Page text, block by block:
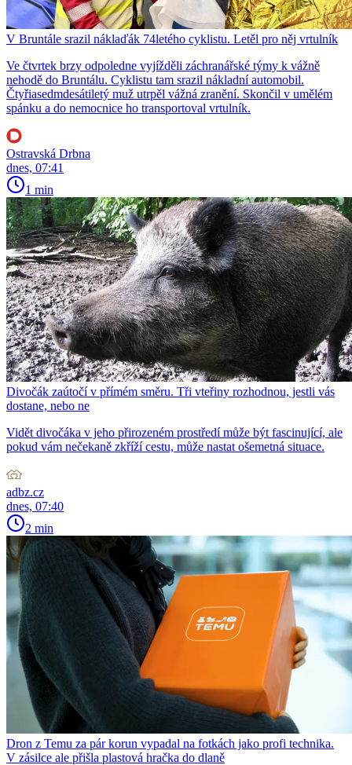
V Bruntále srazil náklaďák 74letého cyklistu. Letěl pro něj vrtulník
Ve čtvrtek brzy odpoledne vyjížděli záchranářské týmy k vážně
nehodě do Bruntálu. Cyklistu tam srazil nákladní automobil.
Čtyřiasedmdesátiletý muž utrpěl vážná zranění. Skončil v umělém
spánku a do nemocnice ho transportoval vrtulník.
Ostravská Drbna
dnes, 07:41
1 min
Divočák zaútočí v přímém směru. Tři vteřiny rozhodnou, jestli vás
dostane, nebo ne
Vidět divočáka v jeho přirozeném prostředí může být fascinující, ale
pokud vám nečekaně zkříží cestu, může nastat ošemetná situace.
adbz.cz
dnes, 07:40
2 min
Dron z Temu za pár korun vypadal na fotkách jako profi technika.
V zásilce ale přišla plastová hračka do dlaně